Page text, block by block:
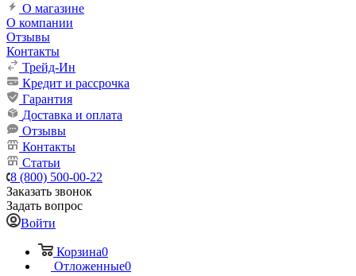
О магазине
О компании
Отзывы
Контакты
Трейд-Ин
Кредит и рассрочка
Гарантия
Доставка и оплата
Отзывы
Контакты
Статьи
8 (800) 500-00-22
Заказать звонок
Задать вопрос
Войти
Корзина0
Отложенные0